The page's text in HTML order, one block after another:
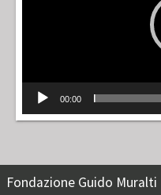
00:00
Fondazione Guido Muralti